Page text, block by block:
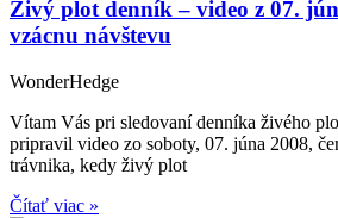
Živý plot denník – video z 07.
vzácnu návštevu
WonderHedge
Vítam Vás pri sledovaní denníka živého
pripravil video zo soboty, 07. júna 2008,
trávnika, kedy živý plot
Čítať viac »